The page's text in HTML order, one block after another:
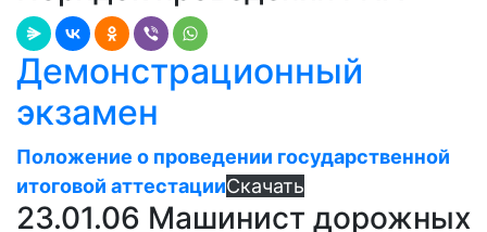
Демонстрационный
экзамен
Положение о проведении государственной
итоговой аттестацииСкачать
23.01.06 Машинист дорожных